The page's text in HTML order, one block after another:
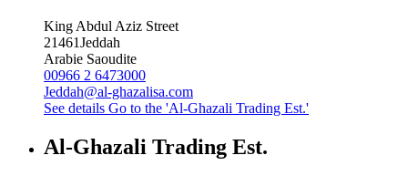
King Abdul Aziz Street
21461Jeddah
Arabie Saoudite
00966 2 6473000
Jeddah@al-ghazalisa.com
See details Go to the 'Al-Ghazali Trading Est.'
Al-Ghazali Trading Est.